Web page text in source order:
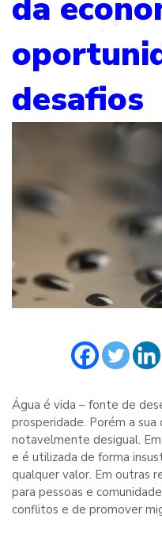
da
desafios
Água é vida – fonte de
prosperidade. Porém a
notavelmente desigual.
e é utilizada de forma
qualquer valor. Em outras
para pessoas e
conflitos e de promover